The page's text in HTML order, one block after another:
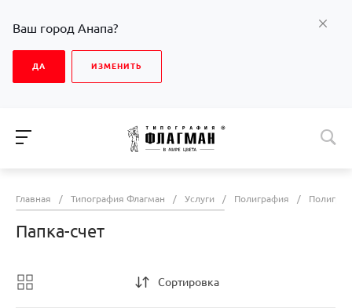
Ваш город Анапа?
ДА ИЗМЕНИТЬ
Главная / Типография Флагман / Услуги / Полиграфия /
Папка-счет
Сортировка